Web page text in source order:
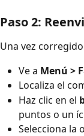
Paso 2:
Una vez
Ve a Menú >
Localiza el
Haz clic en el
puntos o un
Selecciona la